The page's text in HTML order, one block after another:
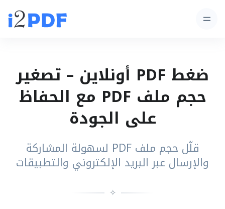
ضغط PDF أونلاين – تصغير
حجم ملف PDF مع الحفاظ
على الجودة
قلّل حجم ملف PDF لسهولة المشاركة
والإرسال عبر البريد الإلكتروني والتطبيقات
✧